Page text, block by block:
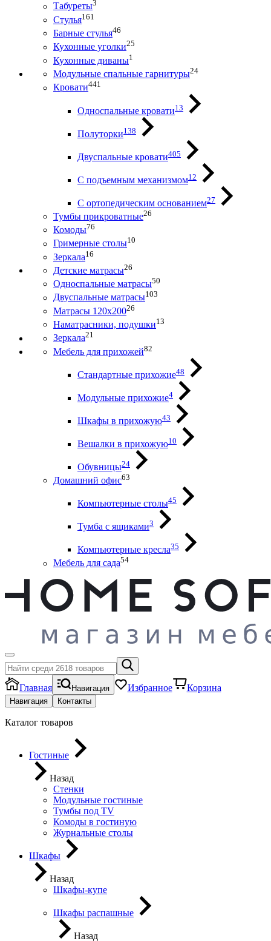
Табуреты3
Стулья161
Барные стулья46
Кухонные уголки25
Кухонные диваны1
Модульные спальные гарнитуры24
Кровати441
Односпальные кровати13
Полуторки138
Двуспальные кровати405
С подъемным механизмом12
С ортопедическим основанием27
Тумбы прикроватные26
Комоды76
Гримерные столы10
Зеркала16
Детские матрасы26
Односпальные матрасы50
Двуспальные матрасы103
Матрасы 120х20026
Наматрасники, подушки13
Зеркала21
Мебель для прихожей82
Стандартные прихожие48
Модульные прихожие4
Шкафы в прихожую43
Вешалки в прихожую10
Обувницы24
Домашний офис63
Компьютерные столы45
Тумба с ящиками3
Компьютерные кресла35
Мебель для сада54
Главная Навигация Избранное Корзина
Навигация Контакты
Каталог товаров
Гостиные
Назад
Стенки
Модульные гостиные
Тумбы под ТV
Комоды в гостиную
Журнальные столы
Шкафы
Назад
Шкафы-купе
Шкафы распашные
Назад